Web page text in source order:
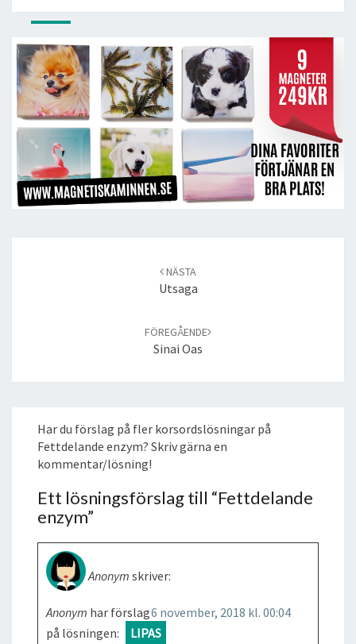
NÄSTA
Utsaga
FÖREGÅENDE
Sinai Oas
Har du förslag på fler korsordslösningar på
Fettdelande enzym? Skriv gärna en
kommentar/lösning!
Ett lösningsförslag till “Fettdelande
enzym”
Anonym skriver:
6 november, 2018 kl. 00:04
Anonym har förslag
på lösningen:
LIPAS